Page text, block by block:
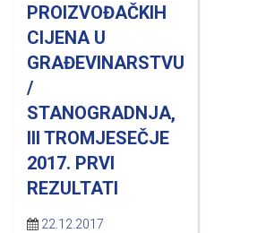
PROIZVOĐAČKIH
CIJENA U
GRAĐEVINARSTVU
/
STANOGRADNJA,
III TROMJESEČJE
2017. PRVI
REZULTATI
22.12.2017